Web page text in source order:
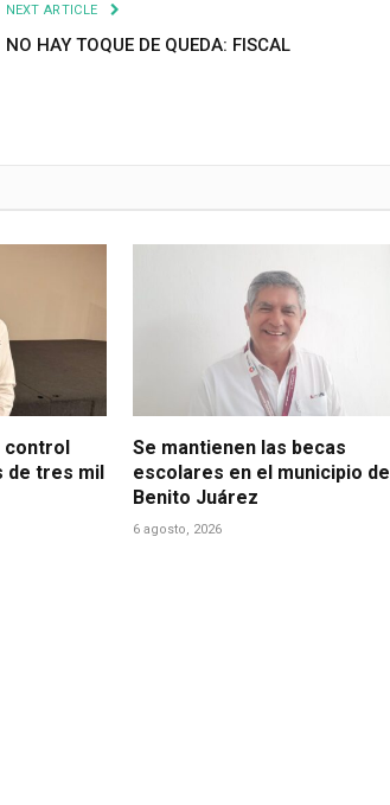
NEXT ARTICLE
NO HAY TOQUE DE QUEDA: FISCAL
control
de tres mil
Se mantienen las becas
escolares en el municipio de
Benito Juárez
6 agosto, 2026